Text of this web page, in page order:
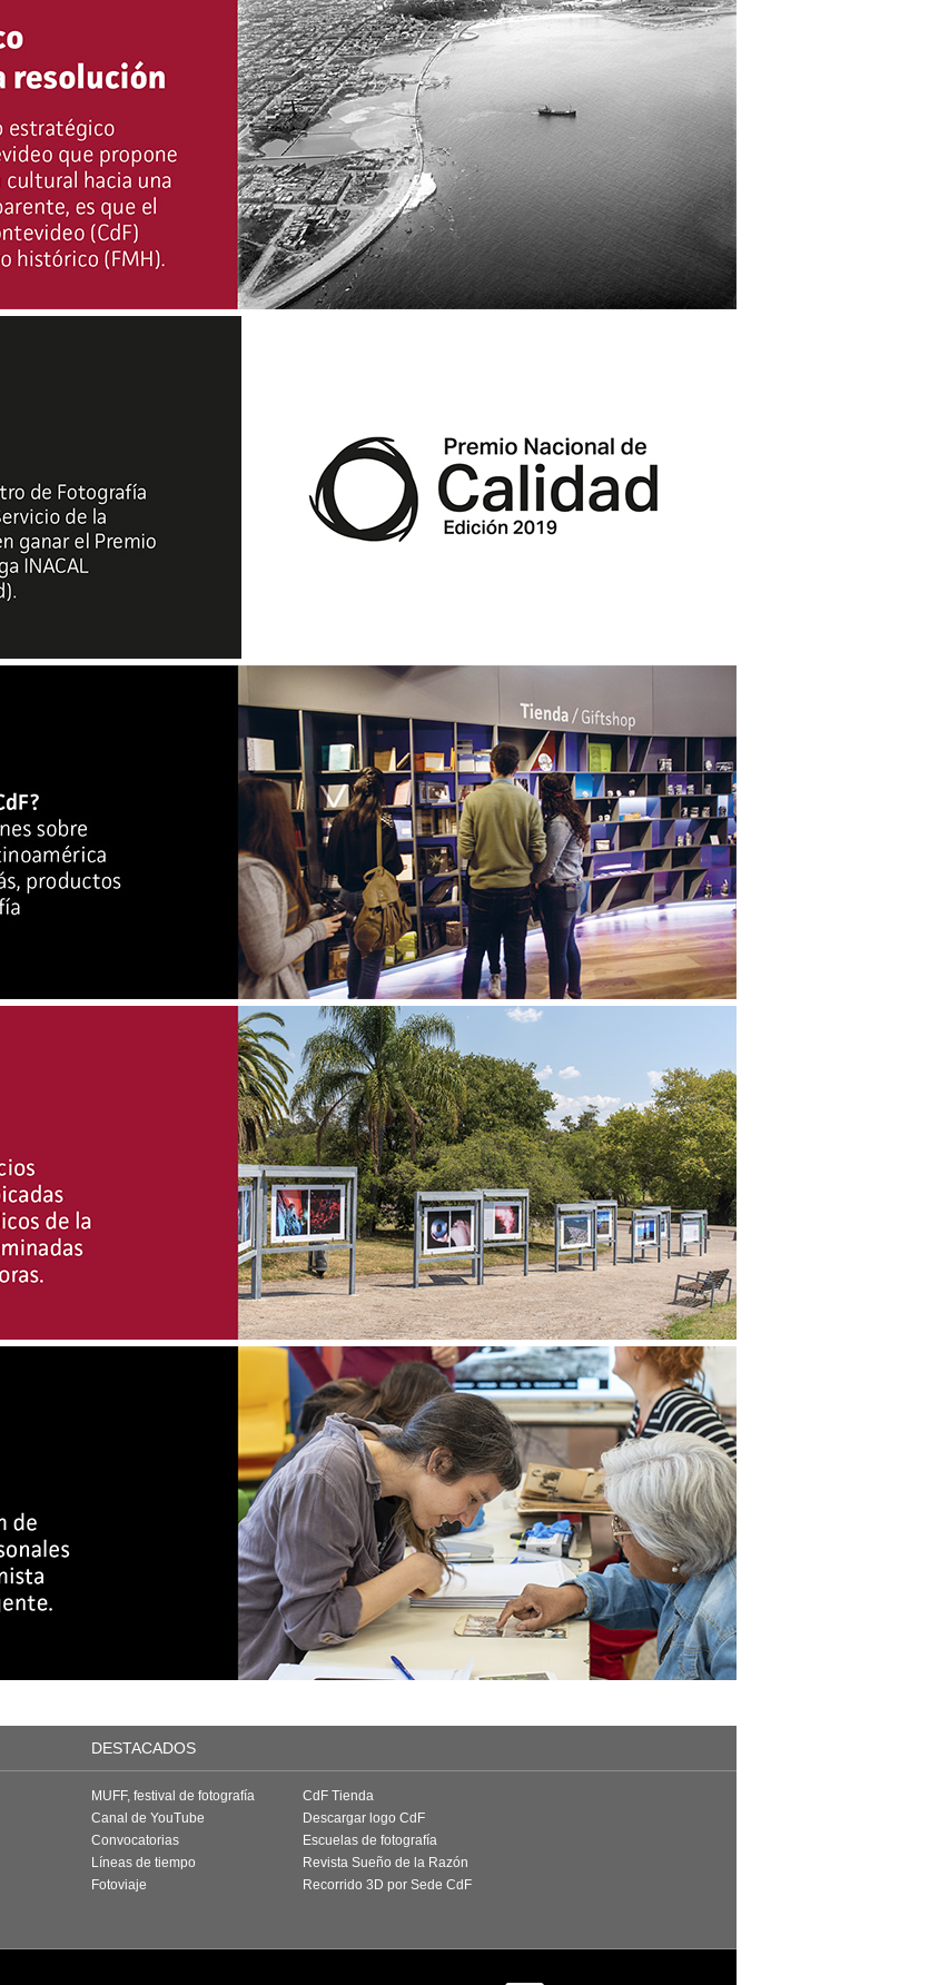
DESTACADOS
MUFF, festival de fotografía
Canal de YouTube
Convocatorias
Líneas de tiempo
Fotoviaje
CdF Tienda
Descargar logo CdF
Escuelas de fotografía
Revista Sueño de la Razón
Recorrido 3D por Sede CdF